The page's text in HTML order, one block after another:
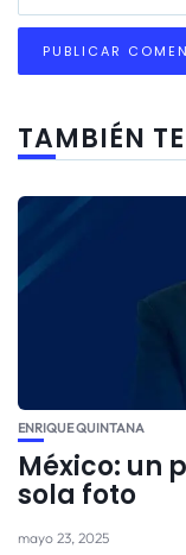
TAMBIÉN
ENRIQUE QUINTANA
México: un
sola foto
mayo 23, 2025